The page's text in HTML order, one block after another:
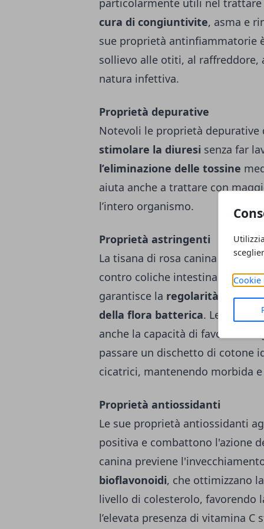
Cookie
particolarmente utili nel trattare
cura di congiuntivite, asma e
sue proprietà antinfiammatorie
sollievo alle otiti, al
natura infettiva.
Proprietà depurative
Notevoli le proprietà
stimolare la diuresi senza far
l’eliminazione delle tossine
aiuta anche a trattare con
l’intero organismo.
Proprietà astringenti
La tisana di rosa canina svolge
contro coliche intestinali e
garantisce la regolarità
della flora batterica. Le
anche la capacità di favorire la
passare un dischetto di cotone
cicatrici, mantenendo morbida
Proprietà antiossidanti
Le sue proprietà antiossidanti
positiva e combattono l'azione
canina previene
bioflavonoidi, che ottimizzano
livello di colesterolo, favorendo
l’elevata presenza di vitamina